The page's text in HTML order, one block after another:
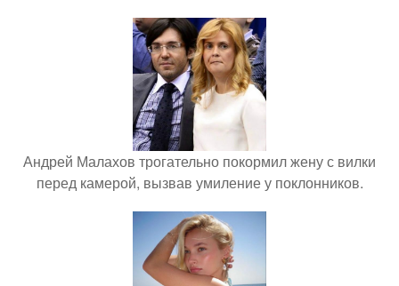
Андрей Малахов трогательно покормил жену с вилки
перед камерой, вызвав умиление у поклонников.